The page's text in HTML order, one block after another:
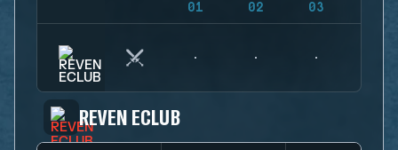
01 02 03
REVEN ECLUB